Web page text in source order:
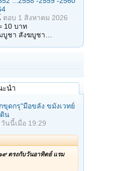
ตอบ 1 สิงหาคม 2026
10 บาท
บูชา สังฆบูชา…
ะนำ
ขุดกรุ"มือขลัง ขมังเวทย์
น
วันนี้เมื่อ 19:29
ตรงกับวันอาทิตย์ แรม